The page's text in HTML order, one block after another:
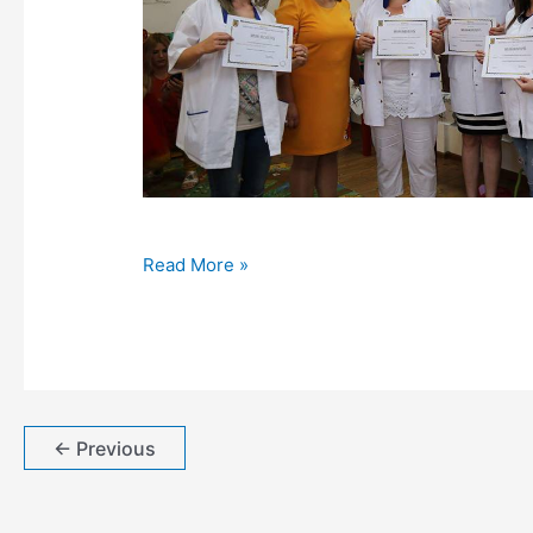
Read More »
← Previous